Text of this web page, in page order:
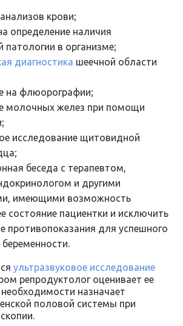
крови;
определение наличия
патологии в организме;
диагностика шеечной области
на флюорографии;
молочных желез при помощи
исследование щитовидной
беседа с терапевтом,
и другими
имеющими возможность
состояние пациентки и исключить
противопоказания для успешного
ультразвуковое исследование
репродуктолог оценивает ее
назначает
половой системы при